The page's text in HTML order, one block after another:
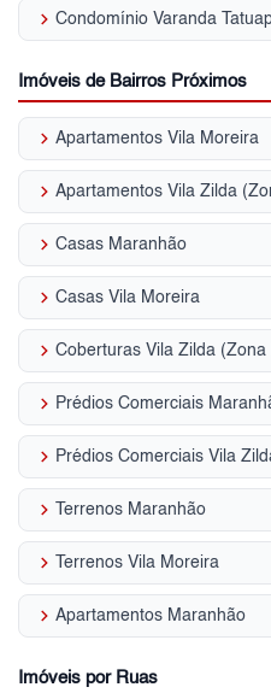
keyboard_arrow_right Condomínio Varanda
Imóveis de Bairros Próximos
keyboard_arrow_right Apartamentos Vila Moreira
keyboard_arrow_right Apartamentos Vila Zilda
keyboard_arrow_right Casas Maranhão
keyboard_arrow_right Casas Vila Moreira
keyboard_arrow_right Coberturas Vila Zilda (Zona
keyboard_arrow_right Prédios Comerciais
keyboard_arrow_right Prédios Comerciais Vila
keyboard_arrow_right Terrenos Maranhão
keyboard_arrow_right Terrenos Vila Moreira
keyboard_arrow_right Apartamentos Maranhão
Imóveis por Ruas